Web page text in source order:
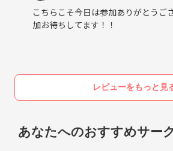
こちらこそ今日は参加ありがとう
加お待ちしてます！！
レビューをもっと見
あなたへのおすすめサー